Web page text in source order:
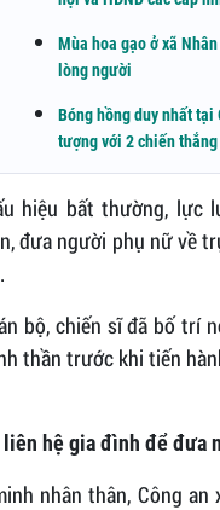
Mùa hoa gạo ở xã
lòng người
Bóng hồng duy nhất
tượng với 2 chiến
hiệu bất thường, lực
đưa người phụ nữ về
bộ, chiến sĩ đã bố trí
thần trước khi tiến
hệ gia đình để đưa
nhân thân, Công